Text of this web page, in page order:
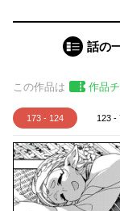
話の
この作品は 作品
173 - 124 123 -